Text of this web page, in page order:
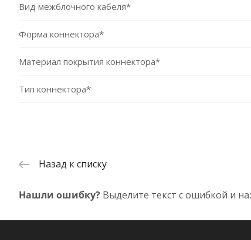
Вид межблочного кабеля*
Форма коннектора*
Материал покрытия коннектора*
Тип коннектора*
Назад к списку
Нашли ошибку? Выделите текст с ошибкой и